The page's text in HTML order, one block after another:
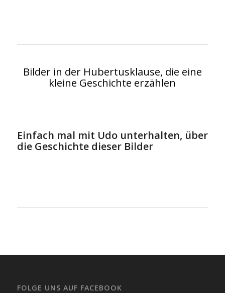
Bilder in der Hubertusklause, die eine
kleine Geschichte erzählen
Einfach mal mit Udo unterhalten, über
die Geschichte dieser Bilder
FOLGE UNS AUF FACEBOOK